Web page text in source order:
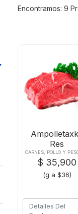
Encontramos: 9
Res
CARNES, POLLO Y
$ 35,900
(g a $36)